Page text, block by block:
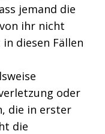
jemand die
ihr nicht
diesen Fällen
oder
die in erster
die